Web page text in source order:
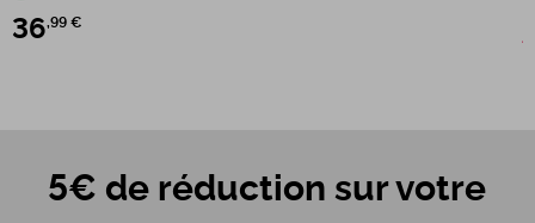
36,99 €
5€ de réduction sur votre